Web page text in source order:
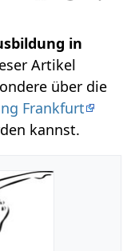
in
Artikel
über die
Frankfurt
kannst.